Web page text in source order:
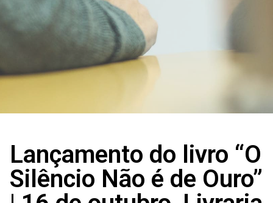
Lançamento do livro “O
Silêncio Não é de Ouro”